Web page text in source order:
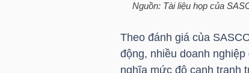
Nguồn: Tài liệu họp của
Theo đánh giá của
động, nhiều doanh
nghĩa mức độ cạnh tranh